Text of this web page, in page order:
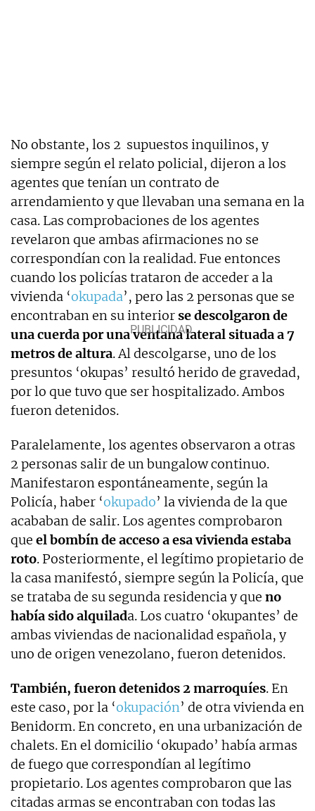
No obstante, los 2 supuestos inquilinos, y
siempre según el relato policial, dijeron a los
agentes que tenían un contrato de
arrendamiento y que llevaban una semana en la
casa. Las comprobaciones de los agentes
revelaron que ambas afirmaciones no se
correspondían con la realidad. Fue entonces
cuando los policías trataron de acceder a la
vivienda ‘okupada’, pero las 2 personas que se
encontraban en su interiorse descolgaron de
una cuerda por una ventana lateral situada a 7
metros de altura. Al descolgarse, uno de los
presuntos ‘okupas’ resultó herido de gravedad,
por lo que tuvo que ser hospitalizado. Ambos
fueron detenidos.
Paralelamente, los agentes observaron a otras
2 personas salir de un bungalow continuo.
Manifestaron espontáneamente, según la
Policía, haber ‘okupado’ la vivienda de la que
acababan de salir. Los agentes comprobaron
que el bombín de acceso a esa vivienda estaba
roto. Posteriormente, el legítimo propietario de
la casa manifestó, siempre según la Policía, que
se trataba de su segunda residencia y que no
había sido alquilada. Los cuatro ‘okupantes’ de
ambas viviendas de nacionalidad española, y
uno de origen venezolano, fueron detenidos.
También, fueron detenidos 2 marroquíes. En
este caso, por la ‘okupación’ de otra vivienda en
Benidorm. En concreto, en una urbanización de
chalets. En el domicilio ‘okupado’ había armas
de fuego que correspondían al legítimo
propietario. Los agentes comprobaron que las
citadas armas se encontraban con todas las